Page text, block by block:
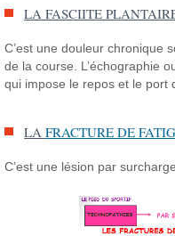
LA FASCIITE
C’est une douleur chronique
de la course. L’échographie
qui impose le repos et le port
LAFRACTURE DE
C’est une lésion par